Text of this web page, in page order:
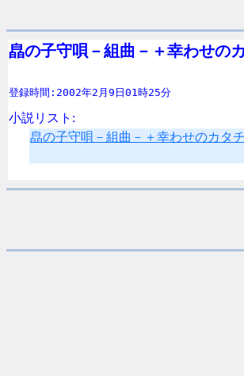
皛の子守唄－組曲－＋幸わせの
登録時間:2002年2月9日01時25分
小説リスト:
皛の子守唄－組曲－＋幸わせのカタチ